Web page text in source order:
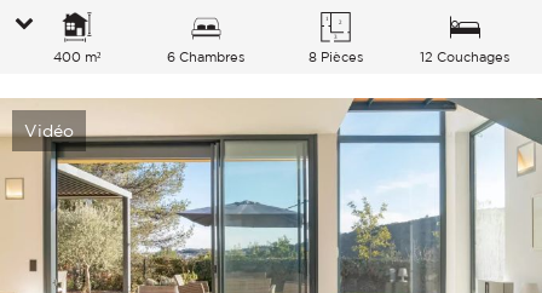
400 m² 6 Chambres 8 Pièces 12 Couchages
Vidéo